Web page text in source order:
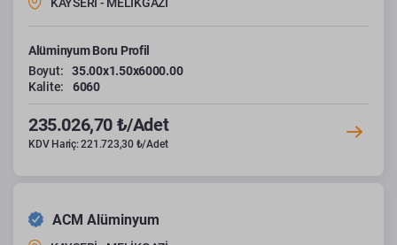
Alüminyum Boru Profil
Boyut:
35.00x1.50x6000.00
Kalite:
6060
235.026,70 ₺/Adet
KDV Hariç: 221.723,30 ₺/Adet
ACM Alüminyum